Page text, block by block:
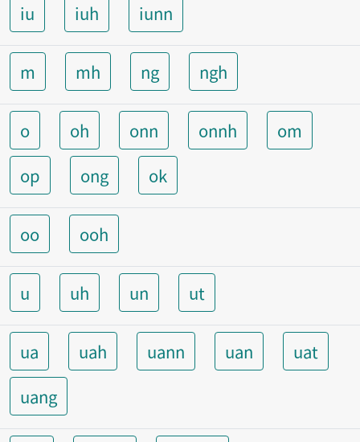
iu iuh iunn
m mh ng ngh
o oh onn onnh
om
op
ong ok
oo ooh
u uh un ut
ua uah uann uan
uat
uang